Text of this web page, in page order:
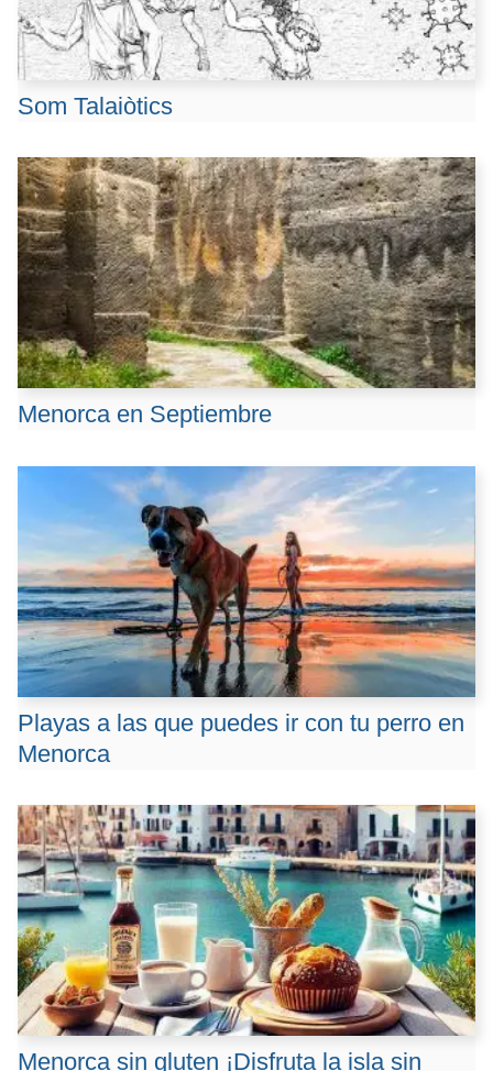
Som Talaiòtics
Menorca en Septiembre
Playas a las que puedes ir con tu perro en
Menorca
Menorca sin gluten ¡Disfruta la isla sin